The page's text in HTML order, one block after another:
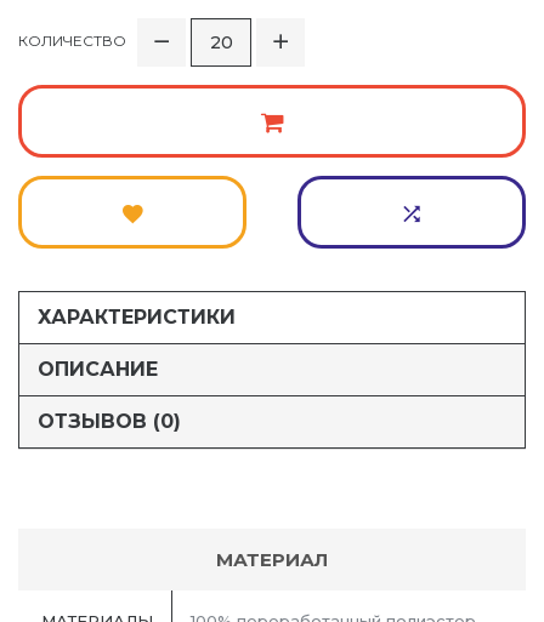
КОЛИЧЕСТВО
ХАРАКТЕРИСТИКИ
ОПИСАНИЕ
ОТЗЫВОВ (0)
МАТЕРИАЛ